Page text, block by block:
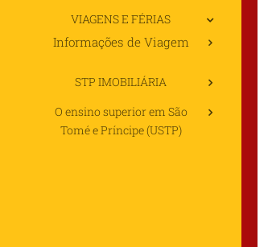
VIAGENS E FÉRIAS
Informações de Viagem
STP IMOBILIÁRIA
O ensino superior em São
Tomé e Príncipe (USTP)